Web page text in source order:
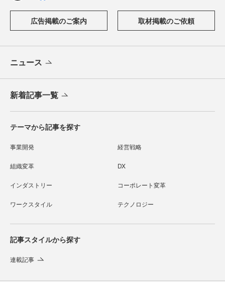
広告掲載のご案内 取材掲載のご依頼
ニュース
新着記事一覧
テーマから記事を探す
事業開発 経営戦略
組織変革 DX
インダストリー コーポレート変革
ワークスタイル テクノロジー
記事スタイルから探す
連載記事